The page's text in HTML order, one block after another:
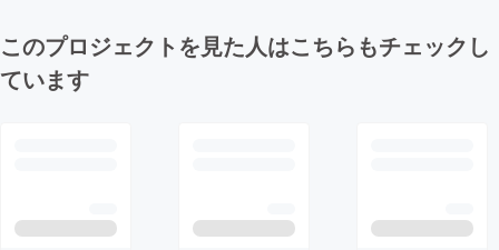
このプロジェクトを見た人はこちらもチェックし
ています